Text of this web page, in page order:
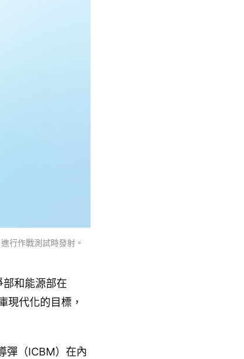
行作戰測試時發射。
和能源部在
現代化的目標，
彈（ICBM）在內